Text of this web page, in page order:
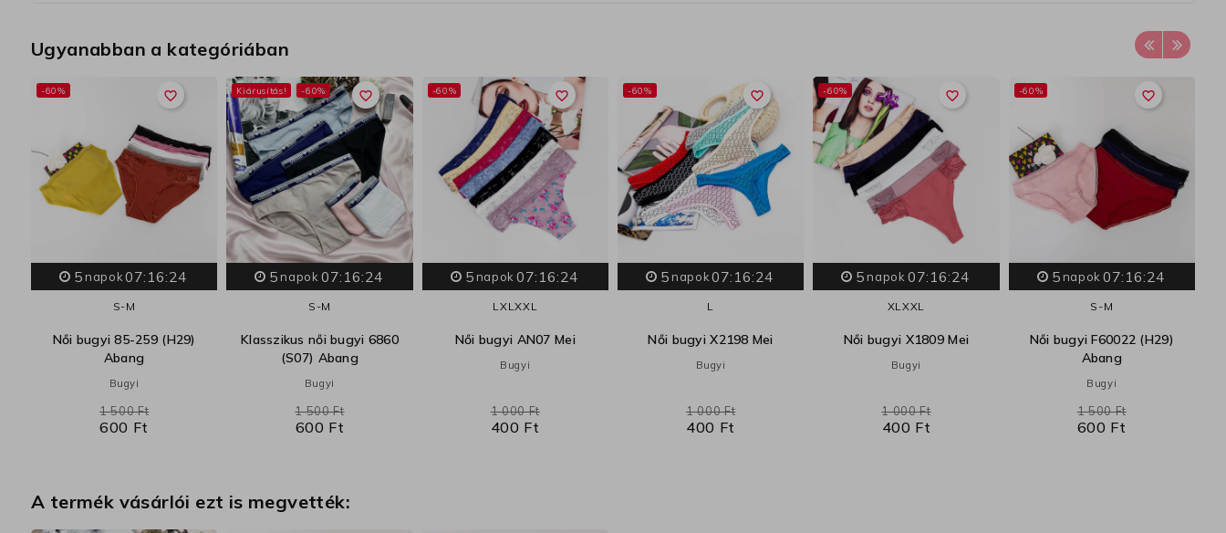
Ugyanabban a kategóriában
favorite_border
-60%
5napok07:16:23
S-M
Női bugyi 85-259 (H29)
Abang
Bugyi
600 Ft
1 500 Ft
favorite_border
Kiárusítás! -60%
5 napok07:16:23
S-M
Klasszikus női bugyi 6860
(S07) Abang
Bugyi
600 Ft
1 500 Ft
favorite_border
-60%
5napok07:16:23
LXLXXL
Női bugyi AN07 Mei
Bugyi
400 Ft
1 000 Ft
favorite_border
-60%
5napok07:16:23
L
Női bugyi X2198 Mei
Bugyi
400 Ft
1 000 Ft
favorite_border
-60%
5 napok07:16:23
XLXXL
Női bugyi X1809 Mei
Bugyi
400 Ft
1 000 Ft
favorite_border
-60%
5napok07:16:23
S-M
Női bugyi F60022 (H29)
Abang
Bugyi
600 Ft
1 500 Ft
A termék vásárlói ezt is megvették: